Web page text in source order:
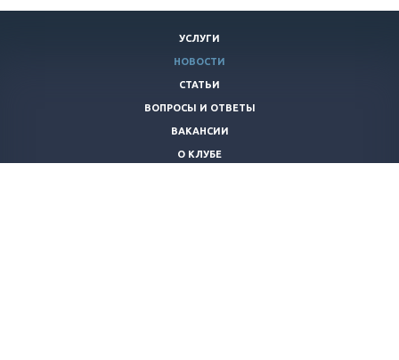
УСЛУГИ
НОВОСТИ
СТАТЬИ
ВОПРОСЫ И ОТВЕТЫ
ВАКАНСИИ
О КЛУБЕ